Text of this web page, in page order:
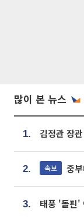
많이 본 뉴스
1.
2. 속보 중
3.